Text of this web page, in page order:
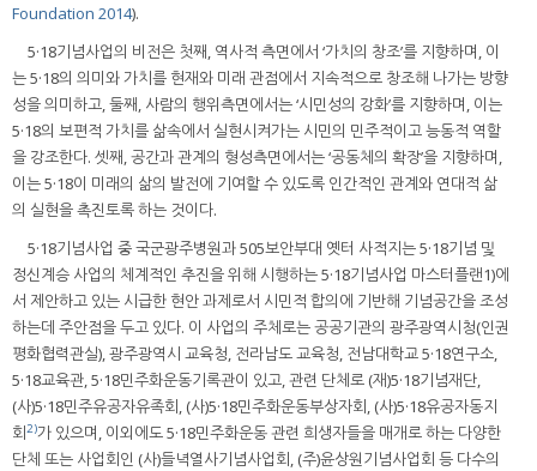
Foundation 2014).
5·18기념사업의 비전은 첫째, 역사적 측면에서 ‘가치의 창조’를 지향하며, 이
는 5·18의 의미와 가치를 현재와 미래 관점에서 지속적으로 창조해 나가는 방향
성을 의미하고, 둘째, 사람의 행위측면에서는 ‘시민성의 강화’를 지향하며, 이는
5·18의 보편적 가치를 삶속에서 실현시켜가는 시민의 민주적이고 능동적 역할
을 강조한다. 셋째, 공간과 관계의 형성측면에서는 ‘공동체의 확장’을 지향하며,
이는 5·18이 미래의 삶의 발전에 기여할 수 있도록 인간적인 관계와 연대적 삶
의 실현을 촉진토록 하는 것이다.
5·18기념사업 중 국군광주병원과 505보안부대 옛터 사적지는 5·18기념 및
정신계승 사업의 체계적인 추진을 위해 시행하는 5·18기념사업 마스터플랜1)에
서 제안하고 있는 시급한 현안 과제로서 시민적 합의에 기반해 기념공간을 조성
하는데 주안점을 두고 있다. 이 사업의 주체로는 공공기관의 광주광역시청(인권
평화협력관실), 광주광역시 교육청, 전라남도 교육청, 전남대학교 5·18연구소,
5·18교육관, 5·18민주화운동기록관이 있고, 관련 단체로 (재)5·18기념재단,
(사)5·18민주유공자유족회, (사)5·18민주화운동부상자회, (사)5·18유공자동지
회2)가 있으며, 이외에도 5·18민주화운동 관련 희생자들을 매개로 하는 다양한
단체 또는 사업회인 (사)들녁열사기념사업회, (주)윤상원기념사업회 등 다수의